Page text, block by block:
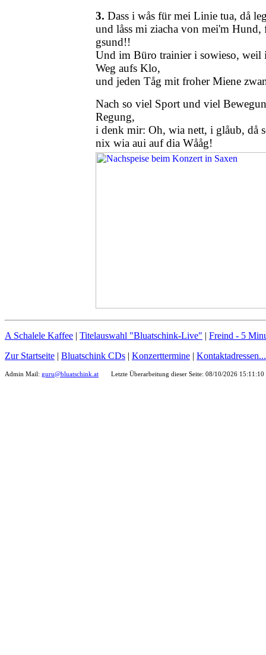
3. Dass i wås für mei Linie tua, då
und låss mi ziacha von mei'm Hund,
gsund!!
Und im Büro trainier i sowieso, weil
Weg aufs Klo,
und jeden Tåg mit froher Miene
Nach so viel Sport und viel
Regung,
i denk mir: Oh, wia nett, i glåub, då
nix wia aui auf dia Wååg!
A Schalele Kaffee | Titelauswahl "Bluatschink-Live" | Freind - 5
Zur Startseite | Bluatschink CDs | Konzerttermine | Kontaktadressen...
Admin Mail: guru@bluatschink.at Letzte Überarbeitung dieser Seite: 08/10/2026 15:11:10